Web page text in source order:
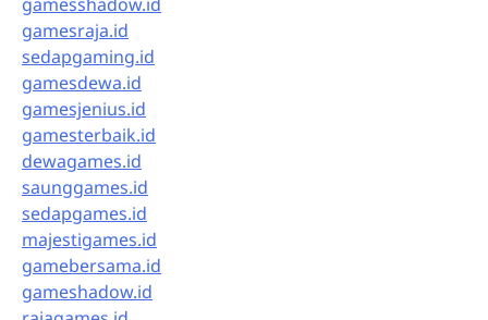
gamesraja.id
sedapgaming.id
gamesdewa.id
gamesjenius.id
gamesterbaik.id
dewagames.id
saunggames.id
sedapgames.id
majestigames.id
gamebersama.id
gameshadow.id